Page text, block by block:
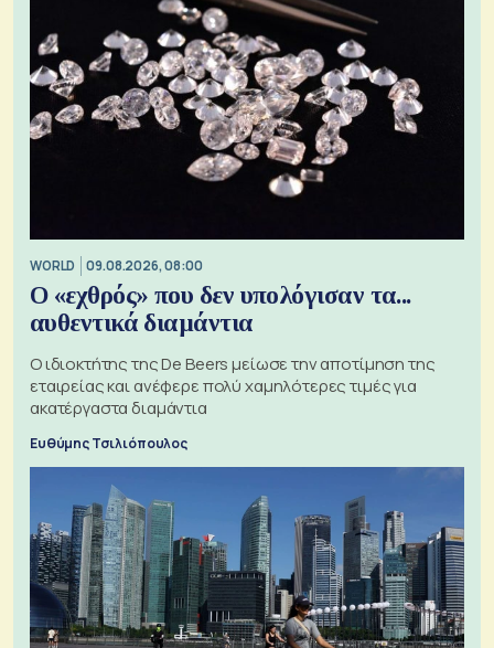
WORLD 09.08.2026, 08:00
Ο «εχθρός» που δεν υπολόγισαν τα...
αυθεντικά διαμάντια
Ο ιδιοκτήτης της De Beers μείωσε την αποτίμηση της
εταιρείας και ανέφερε πολύ χαμηλότερες τιμές για
ακατέργαστα διαμάντια
Ευθύμης Τσιλιόπουλος